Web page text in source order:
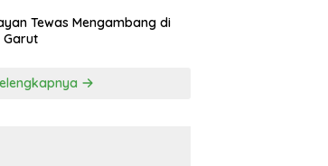
Tewas Mengambang di
Garut